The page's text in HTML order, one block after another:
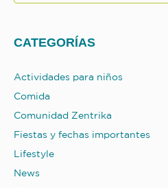
CATEGORÍAS
Actividades para niños
Comida
Comunidad Zentrika
Fiestas y fechas importantes
Lifestyle
News